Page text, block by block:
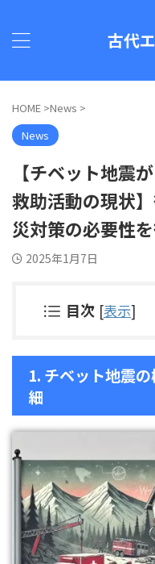
古代
HOME >News >
News
【チベット地震
救助活動の現状
災対策の必要性を
2025年1月7日
目次 [表示]
1. チベット地震
細